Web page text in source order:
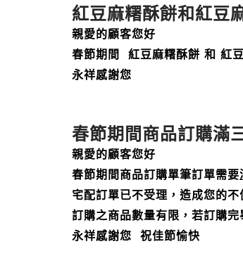
紅豆麻糬酥餅和紅豆
親愛的顧客您好
春節期間 紅豆麻糬酥餅 和 紅
永祥感謝您
春節期間商品訂購滿
親愛的顧客您好
春節期間商品訂購單筆訂單需要
宅配訂單已不受理，造成您的不
訂購之商品數量有限，若訂購
永祥感謝您 祝佳節愉快